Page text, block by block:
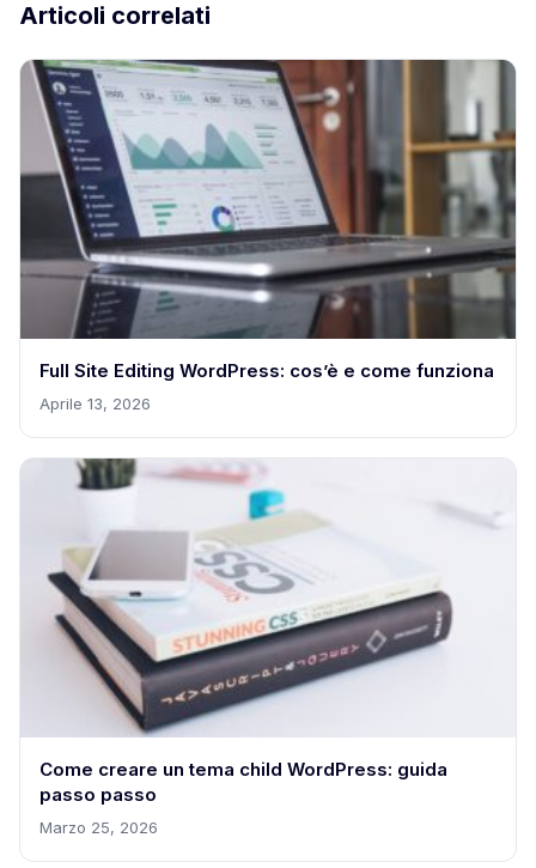
Articoli correlati
Full Site Editing WordPress: cos’è e come funziona
Aprile 13, 2026
Come creare un tema child WordPress: guida
passo passo
Marzo 25, 2026